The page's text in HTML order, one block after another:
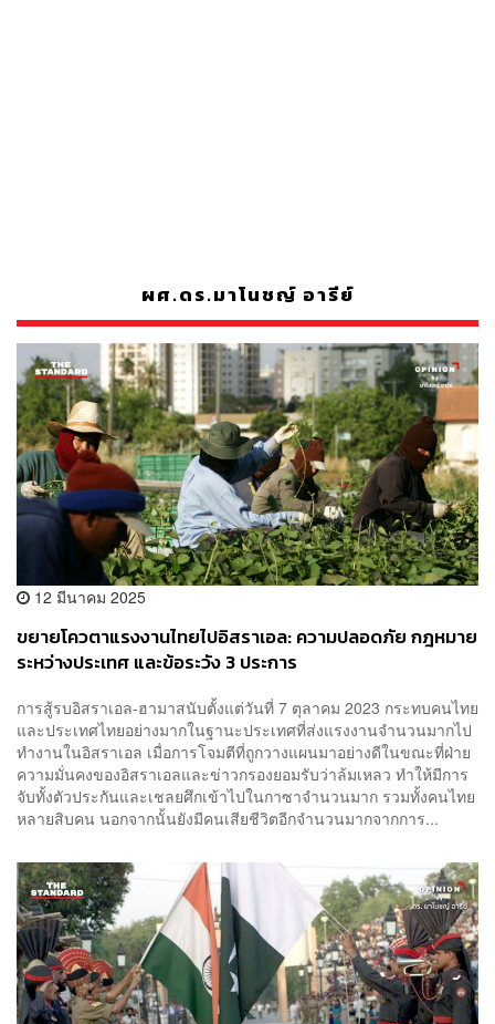
ผศ.ดร.มาโนชญ์ อารีย์
12 มีนาคม 2025
ขยายโควตาแรงงานไทยไปอิสราเอล: ความปลอดภัย กฎหมาย
ระหว่างประเทศ และข้อระวัง 3 ประการ
การสู้รบอิสราเอล-ฮามาสนับตั้งแต่วันที่ 7 ตุลาคม 2023 กระทบคนไทย
และประเทศไทยอย่างมากในฐานะประเทศที่ส่งแรงงานจำนวนมากไป
ทำงานในอิสราเอล เมื่อการโจมตีที่ถูกวางแผนมาอย่างดีในขณะที่ฝ่าย
ความมั่นคงของอิสราเอลและข่าวกรองยอมรับว่าล้มเหลว ทำให้มีการ
จับทั้งตัวประกันและเชลยศึกเข้าไปในกาซาจำนวนมาก รวมทั้งคนไทย
หลายสิบคน นอกจากนั้นยังมีคนเสียชีวิตอีกจำนวนมากจากการ...